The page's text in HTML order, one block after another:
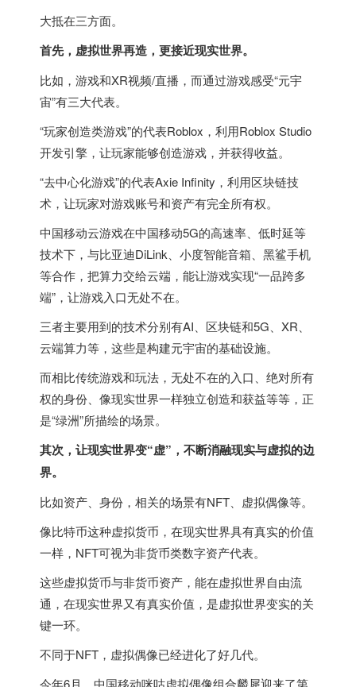
大抵在三方面。
首先，虚拟世界再造，更接近现实世界。
比如，游戏和XR视频/直播，而通过游戏感受“元宇
宙”有三大代表。
“玩家创造类游戏”的代表Roblox，利用Roblox Studio
开发引擎，让玩家能够创造游戏，并获得收益。
“去中心化游戏”的代表Axie Infinity，利用区块链技
术，让玩家对游戏账号和资产有完全所有权。
中国移动云游戏在中国移动5G的高速率、低时延等
技术下，与比亚迪DiLink、小度智能音箱、黑鲨手机
等合作，把算力交给云端，能让游戏实现“一品跨多
端”，让游戏入口无处不在。
三者主要用到的技术分别有AI、区块链和5G、XR、
云端算力等，这些是构建元宇宙的基础设施。
而相比传统游戏和玩法，无处不在的入口、绝对所有
权的身份、像现实世界一样独立创造和获益等等，正
是“绿洲”所描绘的场景。
其次，让现实世界变“虚”，不断消融现实与虚拟的边
界。
比如资产、身份，相关的场景有NFT、虚拟偶像等。
像比特币这种虚拟货币，在现实世界具有真实的价值
一样，NFT可视为非货币类数字资产代表。
这些虚拟货币与非货币资产，能在虚拟世界自由流
通，在现实世界又有真实价值，是虚拟世界变实的关
键一环。
不同于NFT，虚拟偶像已经进化了好几代。
今年6月，中国移动咪咕虚拟偶像组合麟犀迎来了第